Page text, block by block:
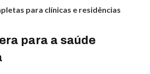
para clínicas e residências
para a saúde